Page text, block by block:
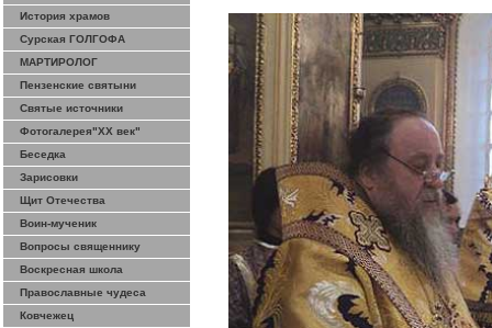
История храмов
Сурская ГОЛГОФА
МАРТИРОЛОГ
Пензенские святыни
Святые источники
Фотогалерея"ХХ век"
Беседка
Зарисовки
Щит Отечества
Воин-мученик
Вопросы священнику
Воскресная школа
Православные чудеса
Ковчежец